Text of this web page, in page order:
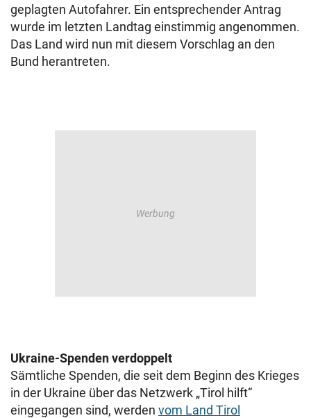
geplagten Autofahrer. Ein entsprechender Antrag
wurde im letzten Landtag einstimmig angenommen.
Das Land wird nun mit diesem Vorschlag an den
Bund herantreten.
Ukraine-Spenden verdoppelt
Sämtliche Spenden, die seit dem Beginn des Krieges
in der Ukraine über das Netzwerk „Tirol hilft“
eingegangen sind, werden vom Land Tirol